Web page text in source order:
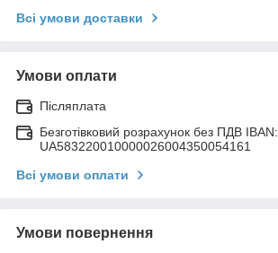
Всі умови доставки
Умови оплати
Післяплата
Безготівковий розрахунок без ПДВ IBAN:
UA583220010000026004350054161
Всі умови оплати
Умови повернення